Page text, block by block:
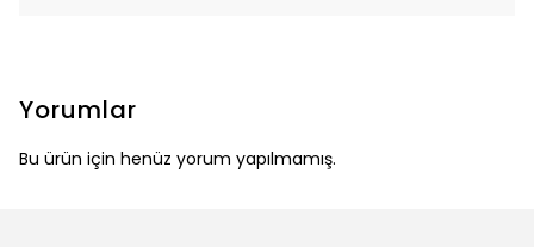
Yorumlar
Bu ürün için henüz yorum yapılmamış.